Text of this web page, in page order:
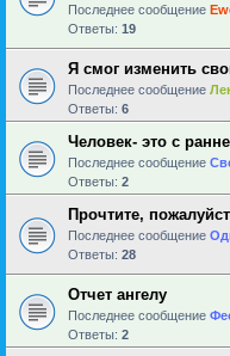
Последнее сообщение
Ответы: 19
Я смог изменить
Последнее сообщение
Ответы: 6
Человек- это с
Последнее сообщение
Ответы: 2
Прочтите,
Последнее сообщение
Ответы: 28
Отчет ангелу
Последнее сообщение
Ответы: 2